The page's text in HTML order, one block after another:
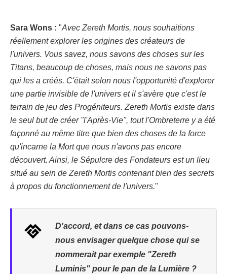
Sara Wons : "Avec Zereth Mortis, nous souhaitions
réellement explorer les origines des créateurs de
l'univers. Vous savez, nous savons des choses sur les
Titans, beaucoup de choses, mais nous ne savons pas
qui les a créés. C'était selon nous l'opportunité d'explorer
une partie invisible de l'univers et il s'avère que c'est le
terrain de jeu des Progéniteurs. Zereth Mortis existe dans
le seul but de créer "l'Après-Vie", tout l'Ombreterre y a été
façonné au même titre que bien des choses de la force
qu'incarne la Mort que nous n'avons pas encore
découvert. Ainsi, le Sépulcre des Fondateurs est un lieu
situé au sein de Zereth Mortis contenant bien des secrets
à propos du fonctionnement de l'univers."
D'accord, et dans ce cas pouvons-
nous envisager quelque chose qui se
nommerait par exemple "Zereth
Luminis" pour le pan de la Lumière ?